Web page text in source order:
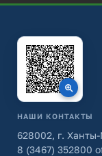
НАШИ КОНТАКТЫ
628002, г.
8 (3467) 352800